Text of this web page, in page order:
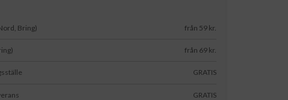
Bring) från 59 kr.
från 69 kr.
GRATIS
GRATIS